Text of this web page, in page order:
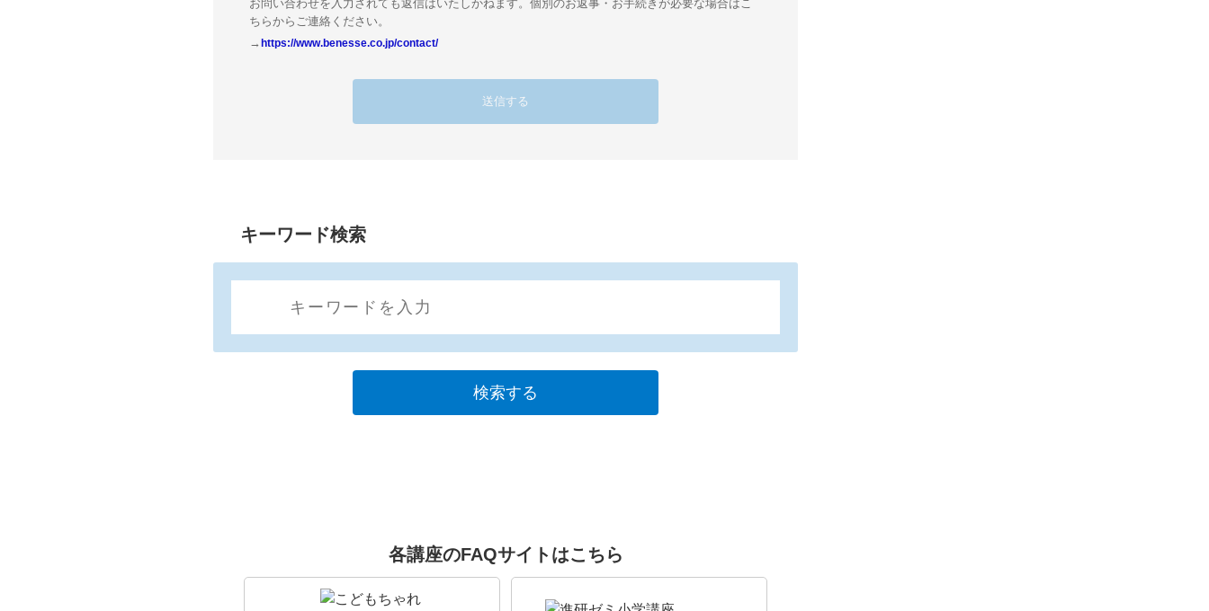
お問い合わせを入力されても返信はいたしかねます。個別のお返事・お手続きが必要な場合はこ
ちらからご連絡ください。
→https://www.benesse.co.jp/contact/
キーワード検索
各講座のFAQサイトはこちら